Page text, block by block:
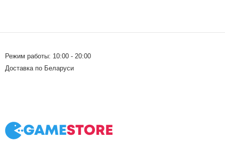
Режим работы: 10:00 - 20:00
Доставка по Беларуси